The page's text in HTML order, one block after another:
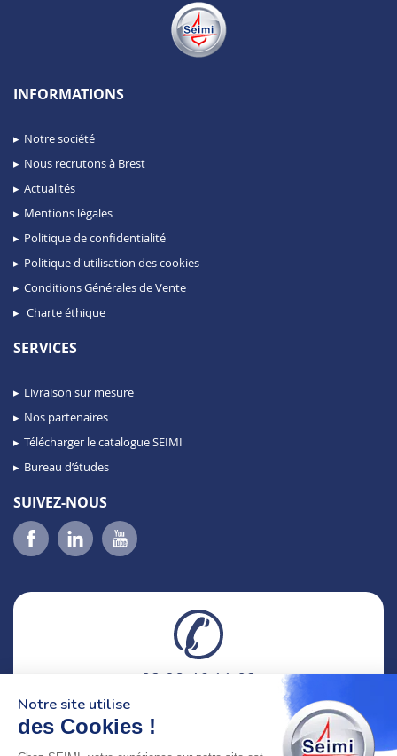
INFORMATIONS
Notre société
Nous recrutons à Brest
Actualités
Mentions légales
Politique de confidentialité
Politique d'utilisation des cookies
Conditions Générales de Vente
Charte éthique
SERVICES
Livraison sur mesure
Nos partenaires
Télécharger le catalogue SEIMI
Bureau d’études
SUIVEZ-NOUS
02 98 46 11 02
8h-12h30 & 13h30-18h
Notre site utilise
des Cookies !